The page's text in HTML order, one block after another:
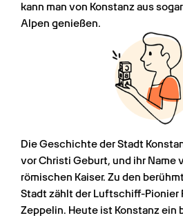
kann man von Konstanz aus
Alpen genießen.
Die Geschichte der Stadt
vor Christi Geburt, und ihr Name
römischen Kaiser. Zu den
Stadt zählt der Luftschiff-Pionier
Zeppelin. Heute ist Konstanz ein